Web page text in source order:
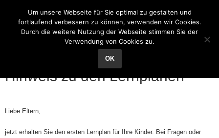
18März
Hinweis zu den Lernplänen
Liebe Eltern,
jetzt erhalten Sie den ersten Lernplan für Ihre Kinder. Bei Fragen oder
Grundschule Reichenhain
Um unsere Webseite für Sie optimal zu gestalten und
fortlaufend verbessern zu können, verwenden wir Cookies.
Durch die weitere Nutzung der Webseite stimmen Sie der
Verwendung von Cookies zu.
OK